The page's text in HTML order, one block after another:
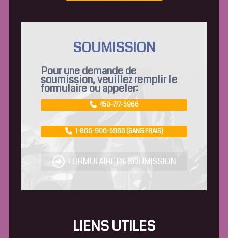
SOUMISSION
Pour une demande de
soumission, veuillez remplir le
formulaire ou appeler:
450-777-5966
1-866-906-5966 (SANS FRAIS)
FORMULAIRE DE SOUMISSION
LIENS UTILES